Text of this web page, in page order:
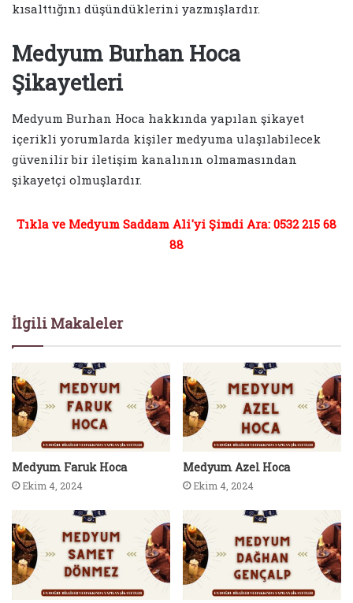
kısalttığını düşündüklerini yazmışlardır.
Medyum Burhan Hoca
Şikayetleri
Medyum Burhan Hoca hakkında yapılan şikayet
içerikli yorumlarda kişiler medyuma ulaşılabilecek
güvenilir bir iletişim kanalının olmamasından
şikayetçi olmuşlardır.
Tıkla ve Medyum Saddam Ali'yi Şimdi Ara: 0532 215 68
88
İlgili Makaleler
Medyum Faruk Hoca
Ekim 4, 2024
Medyum Azel Hoca
Ekim 4, 2024